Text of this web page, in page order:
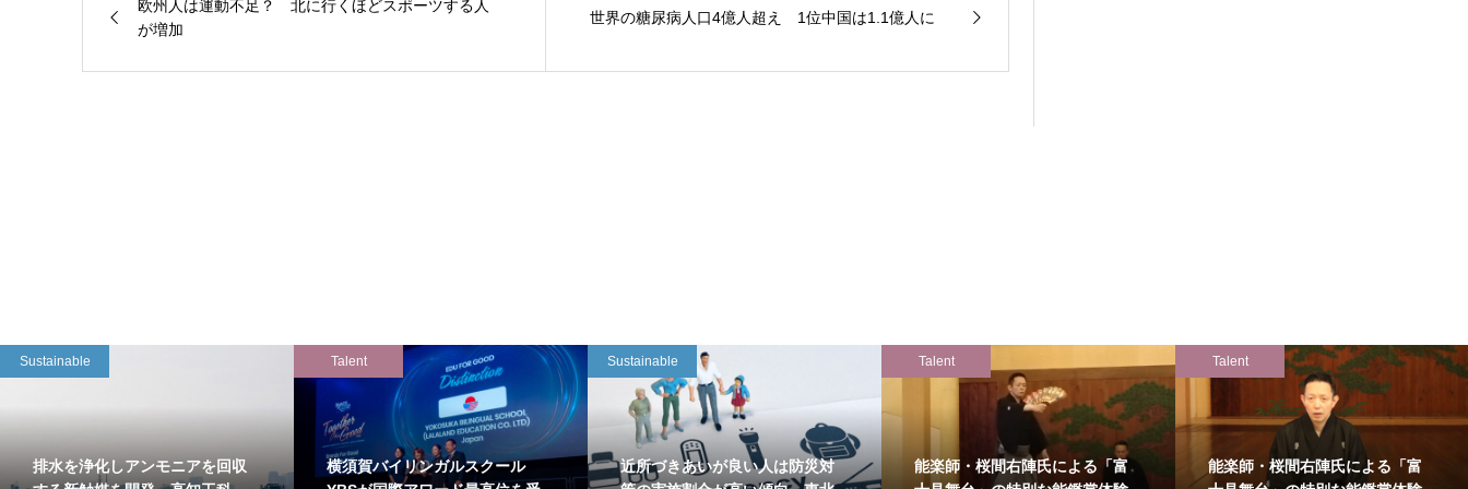
欧州人は運動不足？ 北に行くほどスポーツする人
が増加
世界の糖尿病人口4億人超え 1位中国は1.1億人に
Sustainable
排水を浄化しアンモニアを回収
Talent
横須賀バイリンガルスクール
Sustainable
近所づきあいが良い人は防災対
Talent
能楽師・桜間右陣氏による「富
Talent
能楽師・桜間右陣氏による「富